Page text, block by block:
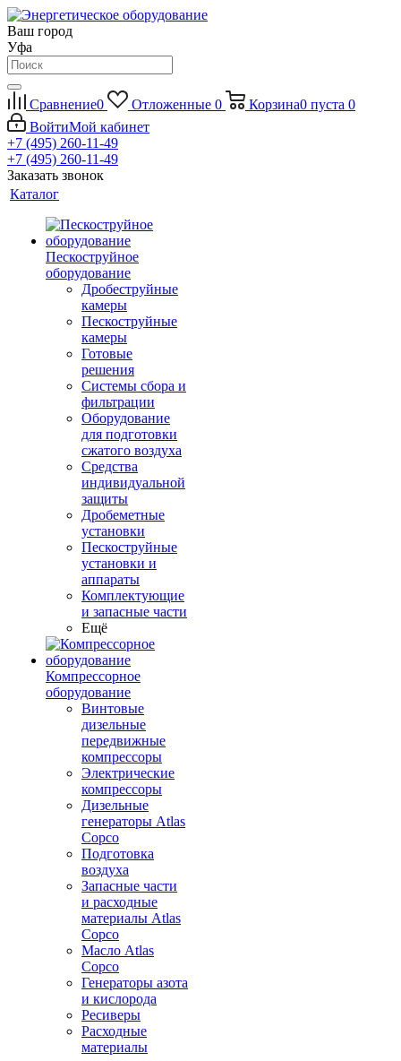
Ваш город
Уфа
Сравнение0 Отложенные 0 Корзина0 пуста 0
ВойтиМой кабинет
+7 (495) 260-11-49
+7 (495) 260-11-49
Заказать звонок
Каталог
Пескоструйное
оборудование
Дробеструйные
камеры
Пескоструйные
камеры
Готовые
решения
Системы сбора и
фильтрации
Оборудование
для подготовки
сжатого воздуха
Средства
индивидуальной
защиты
Дробеметные
установки
Пескоструйные
установки и
аппараты
Комплектующие
и запасные части
Ещё
Компрессорное
оборудование
Винтовые
дизельные
передвижные
компрессоры
Электрические
компрессоры
Дизельные
генераторы Atlas
Copco
Подготовка
воздуха
Запасные части
и расходные
материалы Atlas
Copco
Масло Atlas
Copco
Генераторы азота
и кислорода
Ресиверы
Расходные
материалы